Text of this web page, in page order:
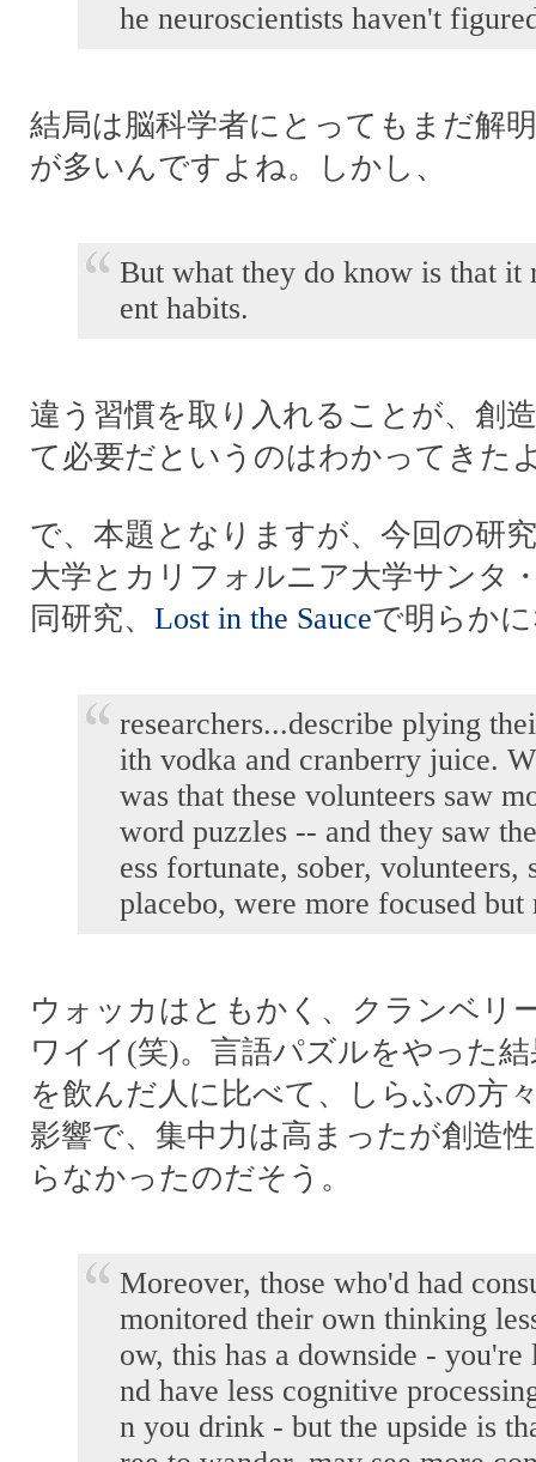
he neuroscientists haven't
結局は脳科学者にとってもまだ解
が多いんですよね。しかし、
But what they do know is that it
ent habits.
違う習慣を取り入れることが、創
て必要だというのはわかってきた
で、本題となりますが、今回の研
大学とカリフォルニア大学サンタ
同研究、 Lost in the Sauceで明らか
researchers...describe plying
ith vodka and cranberry juice.
was that these volunteers saw
word puzzles -- and they saw
ess fortunate, sober, volunteers,
placebo, were more focused but
ウォッカはともかく、クランベリ
ワイイ(笑)。言語パズルをやった
を飲んだ人に比べて、しらふの方
影響で、集中力は高まったが創造
らなかったのだそう。
Moreover, those who'd had
monitored their own thinking
ow, this has a downside - you're
nd have less cognitive
n you drink - but the upside is